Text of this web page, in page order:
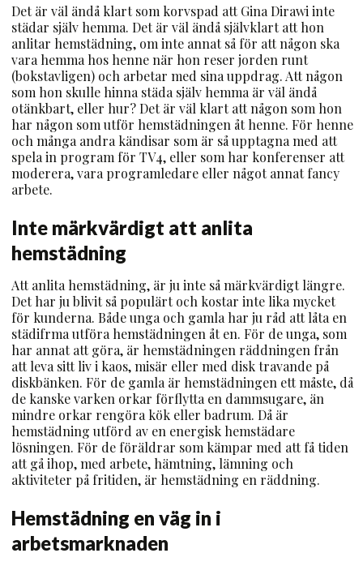
Det är väl ändå klart som korvspad att Gina Dirawi inte
städar själv hemma. Det är väl ändå självklart att hon
anlitar hemstädning, om inte annat så för att någon ska
vara hemma hos henne när hon reser jorden runt
(bokstavligen) och arbetar med sina uppdrag. Att någon
som hon skulle hinna städa själv hemma är väl ändå
otänkbart, eller hur? Det är väl klart att någon som hon
har någon som utför hemstädningen åt henne. För henne
och många andra kändisar som är så upptagna med att
spela in program för TV4, eller som har konferenser att
moderera, vara programledare eller något annat fancy
arbete.
Inte märkvärdigt att anlita
hemstädning
Att anlita hemstädning, är ju inte så märkvärdigt längre.
Det har ju blivit så populärt och kostar inte lika mycket
för kunderna. Både unga och gamla har ju råd att låta en
städifrma utföra hemstädningen åt en. För de unga, som
har annat att göra, är hemstädningen räddningen från
att leva sitt liv i kaos, misär eller med disk travande på
diskbänken. För de gamla är hemstädningen ett måste, då
de kanske varken orkar förflytta en dammsugare, än
mindre orkar rengöra kök eller badrum. Då är
hemstädning utförd av en energisk hemstädare
lösningen. För de föräldrar som kämpar med att få tiden
att gå ihop, med arbete, hämtning, lämning och
aktiviteter på fritiden, är hemstädning en räddning.
Hemstädning en väg in i
arbetsmarknaden